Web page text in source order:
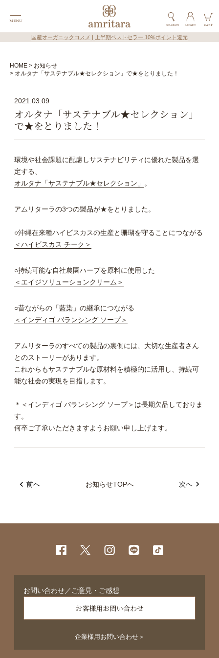
国産オーガニックコスメ 上半期ベストセラー 10%ポイント還元
HOME
お知らせ
オルタナ「サステナブル★セレクション」で★をとりました！
2021.03.09
オルタナ「サステナブル★セレクション」
で★をとりました！
環境や社会課題に配慮しサステナビリティに優れた製品を選
定する、
オルタナ「サステナブル★セレクション」
。
アムリターラの3つの製品が★をとりました。
○沖縄在来種ハイビスカスの生産と珊瑚を守ることにつながる
＜ハイビスカス チーク＞
○持続可能な自社農園ハーブを原料に使用した
＜エイジソリューションクリーム＞
○昔ながらの「藍染」の継承につながる
＜インディゴ バランシング ソープ＞
アムリターラのすべての製品の裏側には、大切な生産者さん
とのストーリーがあります。
これからもサステナブルな原材料を積極的に活用し、持続可
能な社会の実現を目指します。
＊＜インディゴ バランシング ソープ＞は長期欠品しておりま
す。
何卒ご了承いただきますようお願い申し上げます。
前へ お知らせTOPへ 次へ
お問い合わせ／ご意見・ご感想
お客様用お問い合わせ
企業様用お問い合わせ＞